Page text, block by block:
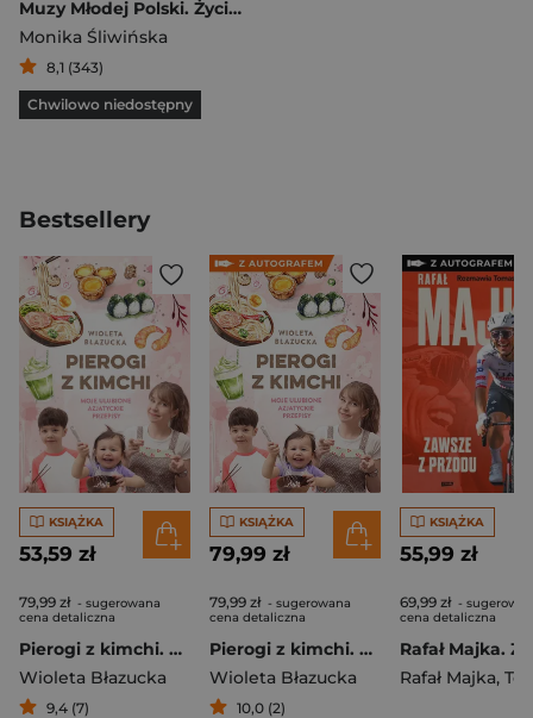
Muzy Młodej Polski. Życie i świat Marii, Zofii i Elizy Pareńskich
Monika Śliwińska
8,1 (343)
Chwilowo niedostępny
Bestsellery
KSIĄŻKA
53,59 zł
79,99 zł - sugerowana
cena detaliczna
Pierogi z kimchi. Moje ulubione azjatyckie przepisy
Wioleta Błazucka
9,4 (7)
KSIĄŻKA
79,99 zł
79,99 zł - sugerowana
cena detaliczna
Pierogi z kimchi. Moje ulubione azjatyckie przepisy - książka z autografem
Wioleta Błazucka
10,0 (2)
KSIĄŻKA
55,99 zł
69,99 zł -
cena detaliczna
Rafał Majka,